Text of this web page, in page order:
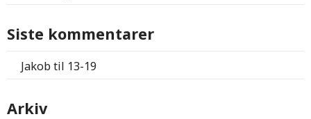
Siste kommentarer
Jakobtil 13-19
Arkiv